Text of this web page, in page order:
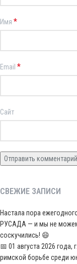
Имя *
Email *
Сайт
СВЕЖИЕ ЗАПИСИ
Настала пора
РУСАДА — и мы не можем
соскучились! 😄
📅 01 августа 2026 года,
римской борьбе среди